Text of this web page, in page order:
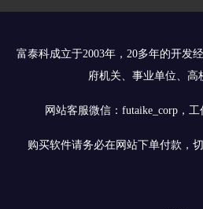
富泰科成立于2003年，20多年的开发
府机关、事业单位、高
网站客服微信：futaike_corp，
购买软件请务必在网站下单付款，